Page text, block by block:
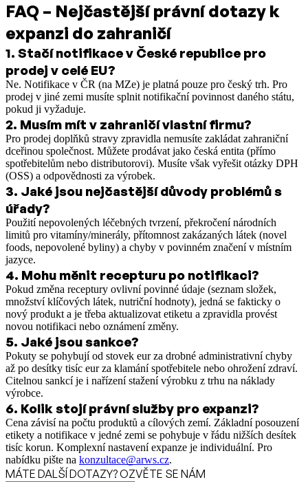
FAQ – Nejčastější právní dotazy k
expanzi do zahraničí
1. Stačí notifikace v České republice pro
prodej v celé EU?
Ne. Notifikace v ČR (na MZe) je platná pouze pro český trh. Pro
prodej v jiné zemi musíte splnit notifikační povinnost daného státu,
pokud ji vyžaduje.
2. Musím mít v zahraničí vlastní firmu?
Pro prodej doplňků stravy zpravidla nemusíte zakládat zahraniční
dceřinou společnost. Můžete prodávat jako česká entita (přímo
spotřebitelům nebo distributorovi). Musíte však vyřešit otázky DPH
(OSS) a odpovědnosti za výrobek.
3. Jaké jsou nejčastější důvody problémů s
úřady?
Použití nepovolených léčebných tvrzení, překročení národních
limitů pro vitamíny/minerály, přítomnost zakázaných látek (novel
foods, nepovolené byliny) a chyby v povinném značení v místním
jazyce.
4. Mohu měnit recepturu po notifikaci?
Pokud změna receptury ovlivní povinné údaje (seznam složek,
množství klíčových látek, nutriční hodnoty), jedná se fakticky o
nový produkt a je třeba aktualizovat etiketu a zpravidla provést
novou notifikaci nebo oznámení změny.
5. Jaké jsou sankce?
Pokuty se pohybují od stovek eur za drobné administrativní chyby
až po desítky tisíc eur za klamání spotřebitele nebo ohrožení zdraví.
Citelnou sankcí je i nařízení stažení výrobku z trhu na náklady
výrobce.
6. Kolik stojí právní služby pro expanzi?
Cena závisí na počtu produktů a cílových zemí. Základní posouzení
etikety a notifikace v jedné zemi se pohybuje v řádu nižších desítek
tisíc korun. Komplexní nastavení expanze je individuální. Pro
nabídku pište na konzultace@arws.cz.
MÁTE DALŠÍ DOTAZY? OZVĚTE SE NÁM